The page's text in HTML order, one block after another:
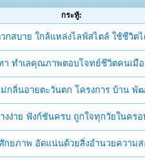
กระทู้:
กสบาย ใกล้แหล่งไลฟ์สไตล์ ใช้ชีวิตไ
า ทำเลคุณภาพตอบโจทย์ชีวิตคนเมือ
กลิ่นอายตะวันตก โครงการ บ้าน พั
งง่าย ฟังก์ชันครบ ถูกใจทุกวัยในคร
ยภาพ อัดแน่นด้วยสิ่งอำนวยความส